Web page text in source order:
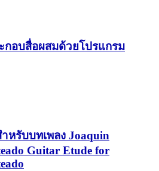
กอบสื่อผสมด้วยโปรแกรม
หรับบทเพลง Joaquin
Guitar Etude for